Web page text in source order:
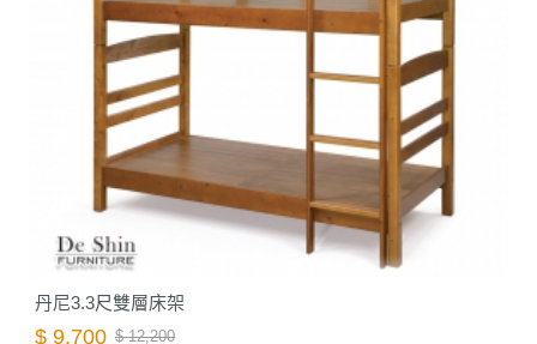
丹尼3.3尺雙層床架
$ 9,700 $ 12,200